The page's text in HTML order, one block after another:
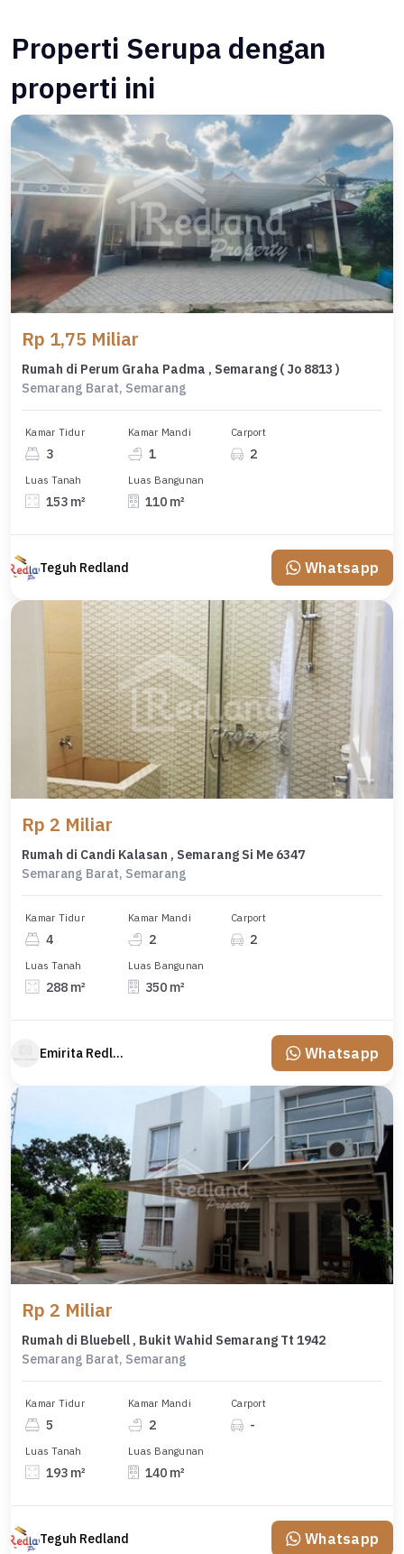
Properti Serupa dengan
properti ini
Rp 1,75 Miliar
Rumah di Perum Graha Padma , Semarang ( Jo 8813 )
Semarang Barat, Semarang
Kamar Tidur
3
Kamar Mandi
1
Carport
2
Luas Tanah
153 m²
Luas Bangunan
110 m²
Teguh Redland Whatsapp
Rp 2 Miliar
Rumah di Candi Kalasan , Semarang Si Me 6347
Semarang Barat, Semarang
Kamar Tidur
4
Kamar Mandi
2
Carport
2
Luas Tanah
288 m²
Luas Bangunan
350 m²
Emirita Redland Whatsapp
Rp 2 Miliar
Rumah di Bluebell , Bukit Wahid Semarang Tt 1942
Semarang Barat, Semarang
Kamar Tidur
5
Kamar Mandi
2
Carport
-
Luas Tanah
193 m²
Luas Bangunan
140 m²
Teguh Redland Whatsapp